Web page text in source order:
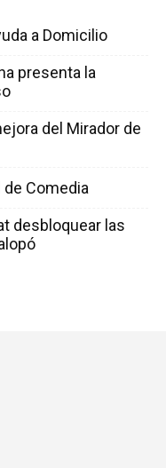
a Domicilio
presenta la
del Mirador de
de Comedia
desbloquear las